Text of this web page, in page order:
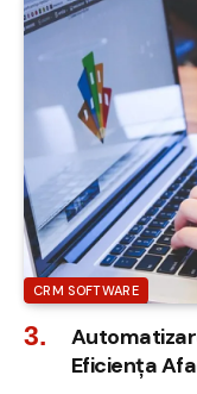
CRM SOFTWARE
Eficiența